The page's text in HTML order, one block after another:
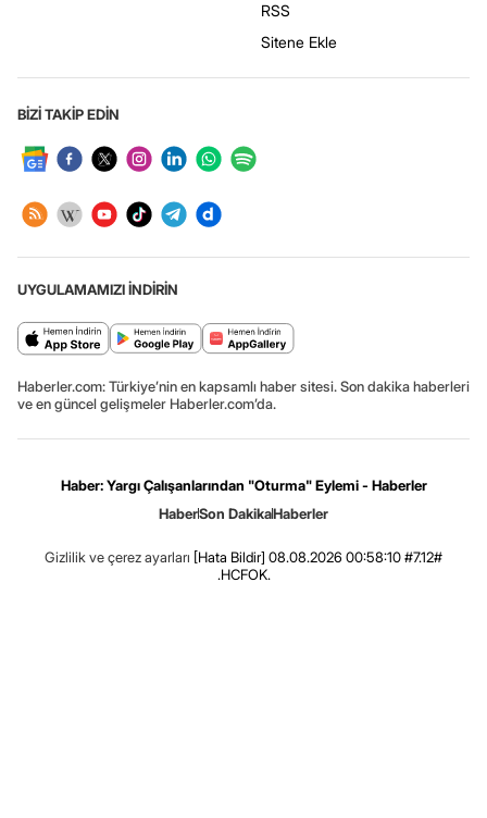
RSS
Sitene Ekle
BİZİ TAKİP EDİN
UYGULAMAMIZI İNDİRİN
Haberler.com: Türkiye’nin en kapsamlı haber sitesi. Son dakika haberleri
ve en güncel gelişmeler Haberler.com’da.
Haber: Yargı Çalışanlarından "Oturma" Eylemi - Haberler
HaberSon DakikaHaberler
Gizlilik ve çerez ayarları [Hata Bildir] 08.08.2026 00:58:10 #7.12#
.HCFOK.